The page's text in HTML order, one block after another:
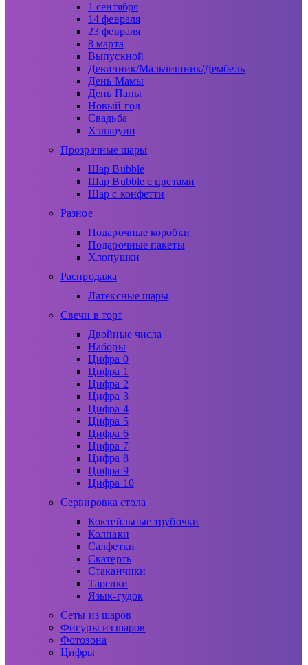
1 сентября
14 февраля
23 февраля
8 марта
Выпускной
Девичник/Мальчишник/Дембель
День Мамы
День Папы
Новый год
Свадьба
Хэллоуин
Прозрачные шары
Шар Bubble
Шар Bubble с цветами
Шар с конфетти
Разное
Подарочные коробки
Подарочные пакеты
Хлопушки
Распродажа
Латексные шары
Свечи в торт
Двойные числа
Наборы
Цифра 0
Цифра 1
Цифра 2
Цифра 3
Цифра 4
Цифра 5
Цифра 6
Цифра 7
Цифра 8
Цифра 9
Цифра 10
Сервировка стола
Коктейльные трубочки
Колпаки
Салфетки
Скатерть
Стаканчики
Тарелки
Язык-гудок
Сеты из шаров
Фигуры из шаров
Фотозона
Цифры